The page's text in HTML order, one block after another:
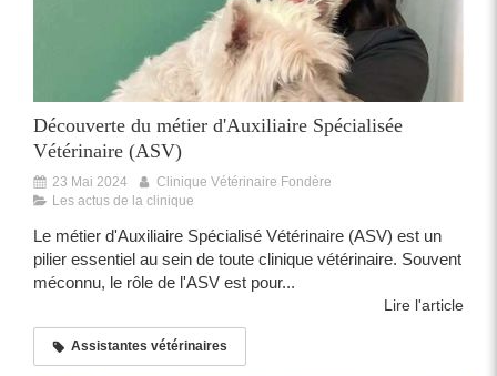
Découverte du métier d'Auxiliaire Spécialisée
Vétérinaire (ASV)
23 Mai 2024
Clinique Vétérinaire Fondère
Les actus de la clinique
Le métier d'Auxiliaire Spécialisé Vétérinaire (ASV) est un
pilier essentiel au sein de toute clinique vétérinaire. Souvent
méconnu, le rôle de l'ASV est pour...
Lire l'article
Assistantes vétérinaires